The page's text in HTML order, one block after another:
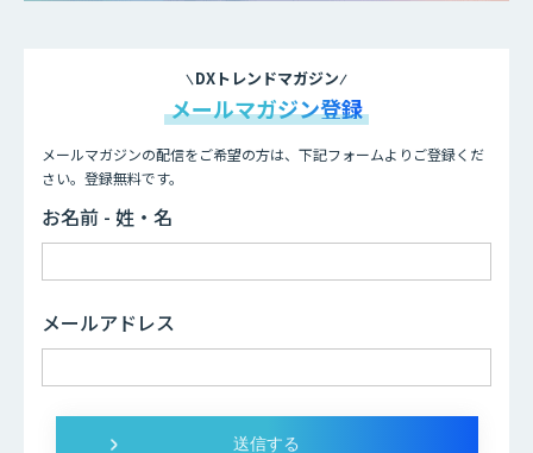
DXトレンドマガジン
メールマガジン登録
メールマガジンの配信をご希望の方は、下記フォームよりご登録くだ
さい。登録無料です。
お名前 - 姓・名
メールアドレス